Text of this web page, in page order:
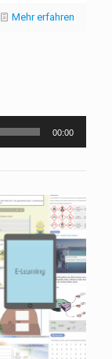
Mehr erfahren
00:00